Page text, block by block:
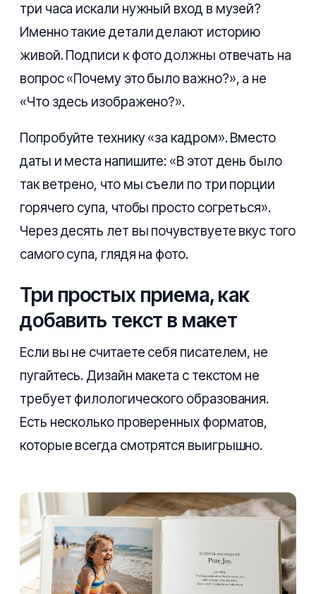
три часа искали нужный вход в музей?
Именно такие детали делают историю
живой. Подписи к фото должны отвечать на
вопрос «Почему это было важно?», а не
«Что здесь изображено?».
Попробуйте технику «за кадром». Вместо
даты и места напишите: «В этот день было
так ветрено, что мы съели по три порции
горячего супа, чтобы просто согреться».
Через десять лет вы почувствуете вкус того
самого супа, глядя на фото.
Три простых приема, как
добавить текст в макет
Если вы не считаете себя писателем, не
пугайтесь. Дизайн макета с текстом не
требует филологического образования.
Есть несколько проверенных форматов,
которые всегда смотрятся выигрышно.